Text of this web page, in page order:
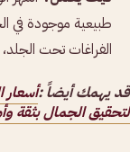
طبيعية موجودة في
الفراغات تحت
قد يهمك أيضاً :أسعار
لتحقيق الجمال بثقة